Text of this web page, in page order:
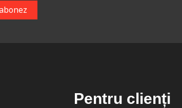
Pentru clienți